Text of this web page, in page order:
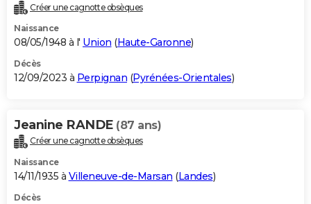
Créer une cagnotte obsèques
Naissance
08/05/1948 à l' Union (Haute-Garonne)
Décès
12/09/2023 à Perpignan (Pyrénées-Orientales)
Jeanine RANDE (87 ans)
Créer une cagnotte obsèques
Naissance
14/11/1935 à Villeneuve-de-Marsan (Landes)
Décès